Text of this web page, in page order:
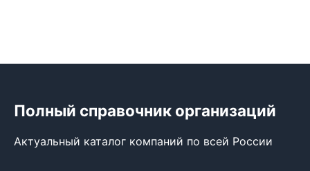
Полный справочник организаций
Актуальный каталог компаний по всей России